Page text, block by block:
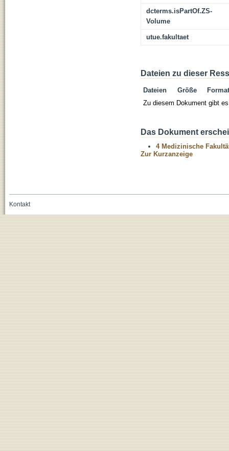
dcterms.isPartOf.ZS-
Volume
utue.fakultaet
Dateien zu dieser
Dateien Größe
Format
Zu diesem Dokument gibt
Das Dokument
4 Medizinische
Zur Kurzanzeige
Kontakt